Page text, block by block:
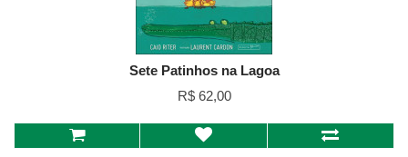
Sete Patinhos na Lagoa
R$ 62,00